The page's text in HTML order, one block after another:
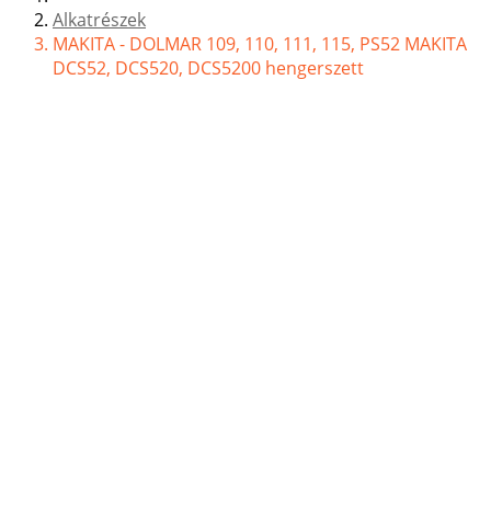
Alkatrészek
MAKITA - DOLMAR 109, 110, 111, 115, PS52 MAKITA
DCS52, DCS520, DCS5200 hengerszett